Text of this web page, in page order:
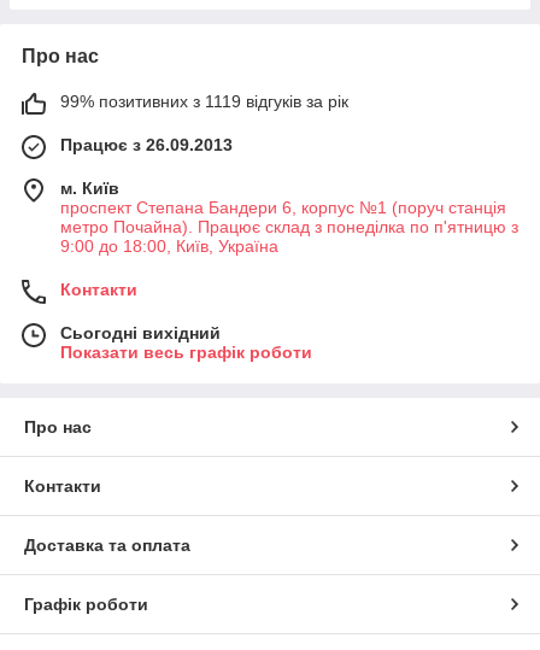
Про нас
99% позитивних з 1119 відгуків за рік
Працює з 26.09.2013
м. Київ
проспект Степана Бандери 6, корпус №1 (поруч станція
метро Почайна). Працює склад з понеділка по п'ятницю з
9:00 до 18:00, Київ, Україна
Контакти
Сьогодні вихідний
Показати весь графік роботи
Про нас
Контакти
Доставка та оплата
Графік роботи